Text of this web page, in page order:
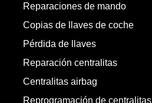
Reparaciones de mando
Copias de llaves de coche
Pérdida de llaves
Reparación centralitas
Centralitas airbag
Reprogramación de centralitas